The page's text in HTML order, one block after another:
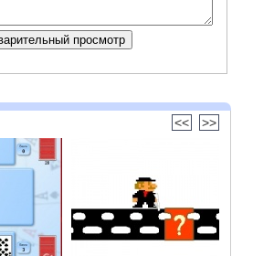
<< >>